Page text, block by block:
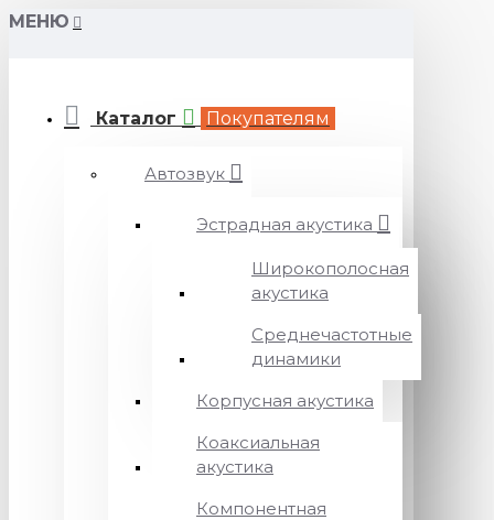
МЕНЮ
Каталог Покупателям
Автозвук
Эстрадная акустика
Широкополосная
акустика
Среднечастотные
динамики
Корпусная акустика
Коаксиальная
акустика
Компонентная